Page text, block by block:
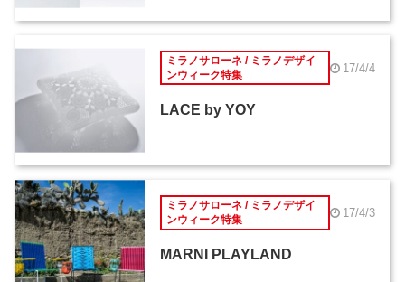
ミラノサローネ / ミラノデザイ
ンウィーク特集
17/4/4
LACE by YOY
ミラノサローネ / ミラノデザイ
ンウィーク特集
17/4/3
MARNI PLAYLAND